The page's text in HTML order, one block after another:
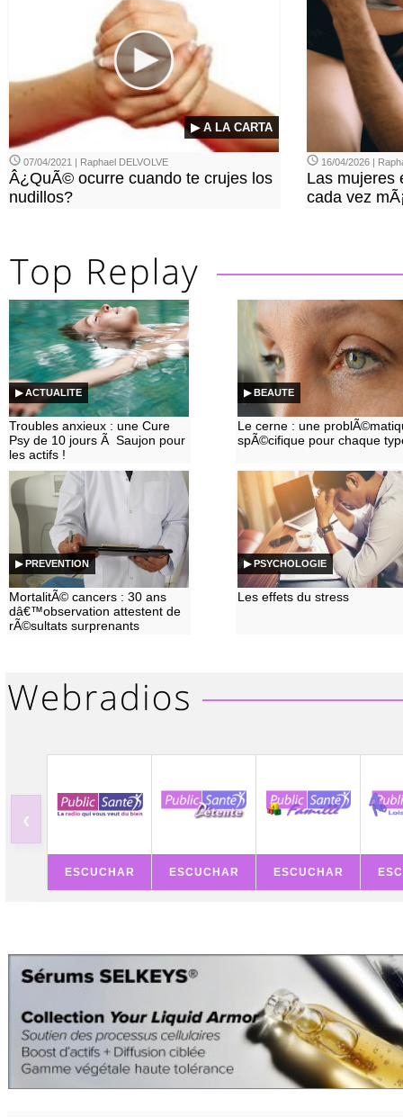
▶ A LA CARTA
07/04/2021 | Raphael DELVOLVE
Â¿QuÃ© ocurre cuando te crujes los
nudillos?
16/04/2026 |
Las mujeres
cada vez
▶ ACTUALITE
Troubles anxieux : une Cure
Psy de 10 jours Ã Saujon pour
les actifs !
▶ BEAUTE
Le cerne : une
spÃ©cifique pour chaque
▶ PREVENTION
MortalitÃ© cancers : 30 ans
dâ€™observation attestent de
rÃ©sultats surprenants
▶ PSYCHOLOGIE
Les effets du stress
‹
ESCUCHAR ESCUCHAR ESCUCHAR